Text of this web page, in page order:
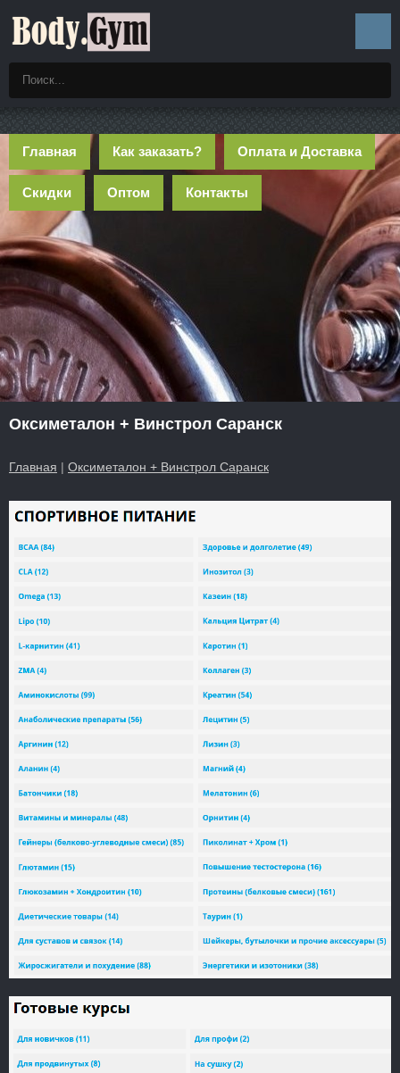
Главная Как заказать? Оплата и Доставка
Скидки Оптом Контакты
Оксиметалон + Винстрол Саранск
Главная | Оксиметалон + Винстрол Саранск